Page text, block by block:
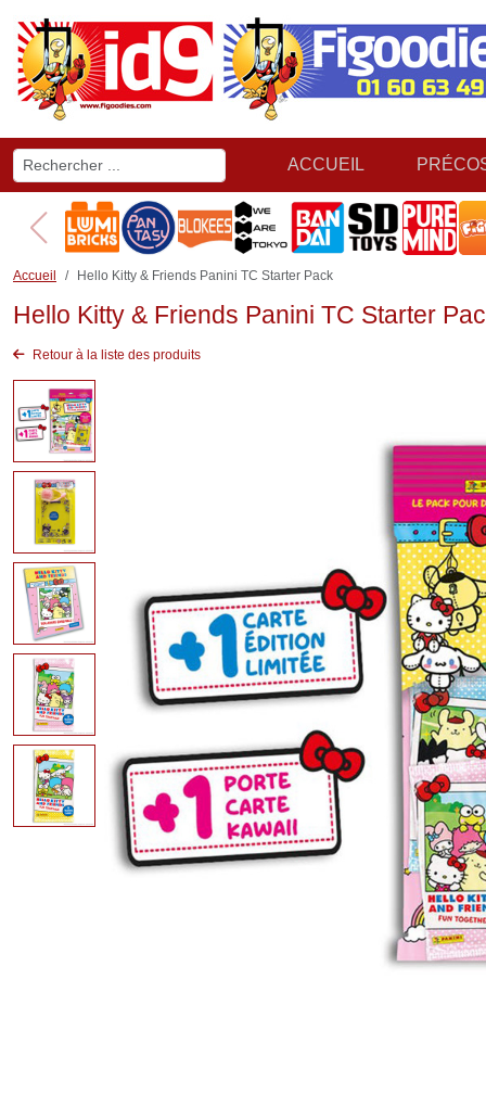
ACCUEIL
Accueil Hello Kitty & Friends Panini TC Starter Pack
Hello Kitty & Friends Panini TC Starter
Retour à la liste des produits